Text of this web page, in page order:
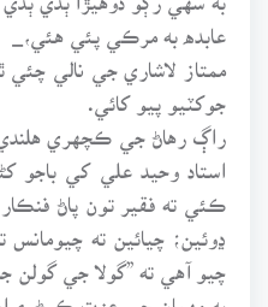
عابده به مرڪي پئي هئي،_
ممتاز لاشاري جي نالي چئي
جوکٽيو پيو کائي.
راڳ رهاڻ جي ڪچهري
استاد وحيد علي کي باجو
ڪئي ته فقير تون پاڻ فنڪار
ڍوئين؛ چيائين ته
چيو آهي ته ”گولا جي گولن
به مهمان جي عزت ڪرڻ ۽